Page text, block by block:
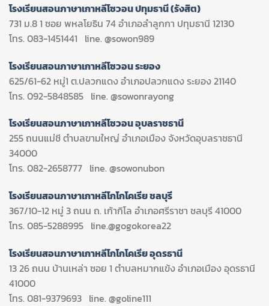
โรงเรียนสอนภาษาเกาหลีโซวอน ปทุมธานี (รังสิต)
731 ม.8 1 ซอย พหลโยธิน 74 อำเภอลำลูกกา ปทุมธานี 12130
โทร. 083-1451441 line. @sowon989
โรงเรียนสอนภาษาเกาหลีโซวอน ระยอง
625/61-62 หมู่1 ต.ปลวกแดง อำเภอปลวกแดง ระยอง 21140
โทร. 092-5848585 line. @sowonrayong
โรงเรียนสอนภาษาเกาหลีโซวอน อุบลราชธานี
255 ถนนแม่ชี ตำบลขามใหญ่ อำเภอเมือง จังหวัดอุบลราชธานี
34000
โทร. 082-2658777 line. @sowonubon
โรงเรียนสอนภาษาเกาหลีโกโกโคเรีย ชลบุรี
367/10-12 หมู่ 3 ถนน ถ. เก้ากิโล อำเภอศรีราชา ชลบุรี 41000
โทร. 085-5288995 line.@gogokorea22
โรงเรียนสอนภาษาเกาหลีโกโกโคเรีย อุดรธานี
13 26 ถนน บ้านเหล่า ซอย 1 ตำบลหมากแข้ง อำเภอเมือง อุดรธานี
41000
โทร. 081-9379693 line. @goline111